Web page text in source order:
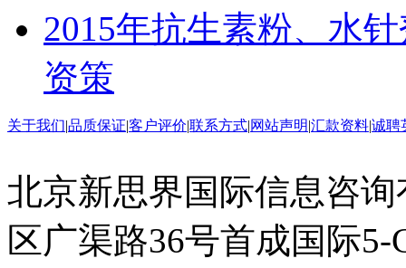
2015年抗生素粉、水
资策
关于我们|品质保证|客户评价|联系方式|网站声明|汇款资料|诚聘
北京新思界国际信息咨
区广渠路36号首成国际